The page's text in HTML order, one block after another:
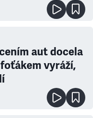
aut docela
vyráží,